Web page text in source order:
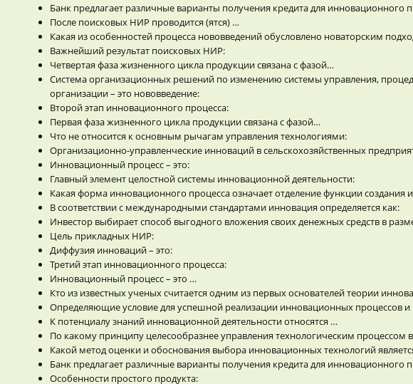
Банк предлагает различные варианты получения кредита для
После поисковых НИР проводится (ятся) …
Какая из особенностей процесса нововведений обусловлено новаторским
Важнейший результат поисковых НИР:
Четвертая фаза жизненного цикла продукции связана с фазой…
Система организационных решений по изменению системы управления,
организации – это нововведение:
Второй этап инновационного процесса:
Первая фаза жизненного цикла продукции связана с фазой…
Что не относится к основным рычагам управления технологиями:
Организационно-управленческие инноваций в сельскохозяйственных
Инновационный процесс – это:
Главный элемент целостной системы инновационной деятельности:
Какая форма инновационного процесса означает отделение функции создания
В соответствии с международными стандартами инновация определяется как:
Инвестор выбирает способ выгодного вложения своих денежных средств в
Цель прикладных НИР:
Диффузия инноваций – это:
Третий этап инновационного процесса:
Инновационный процесс – это …
Кто из известных ученых считается одним из первых основателей теории
Определяющие условие для успешной реализации инновационных процессов и
К потенциалу знаний инновационной деятельности относятся …
По какому принципу целесообразнее управления технологическим процессом
Какой метод оценки и обоснования выбора инновационных технологий
Банк предлагает различные варианты получения кредита для
Особенности простого продукта: